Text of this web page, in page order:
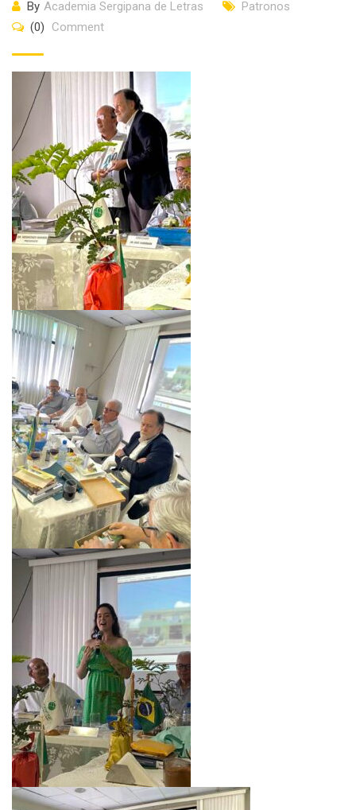
By Academia Sergipana de Letras
Patronos
(0)
Comment